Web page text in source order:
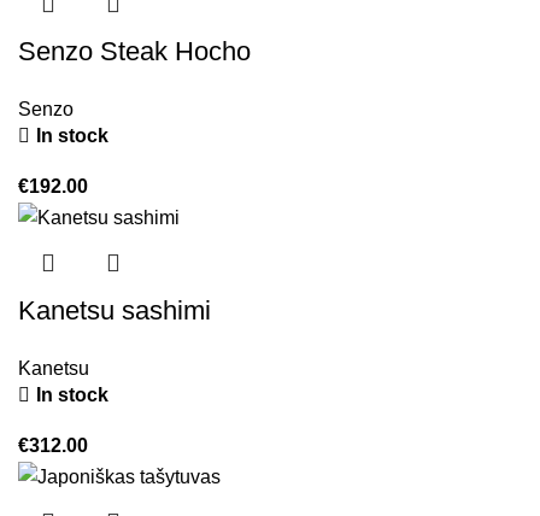
Senzo Steak Hocho
Senzo
In stock
€192.00
Kanetsu sashimi
Kanetsu
In stock
€312.00